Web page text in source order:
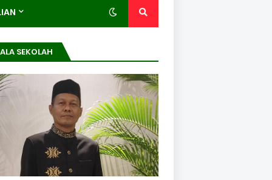
SEKOLAH